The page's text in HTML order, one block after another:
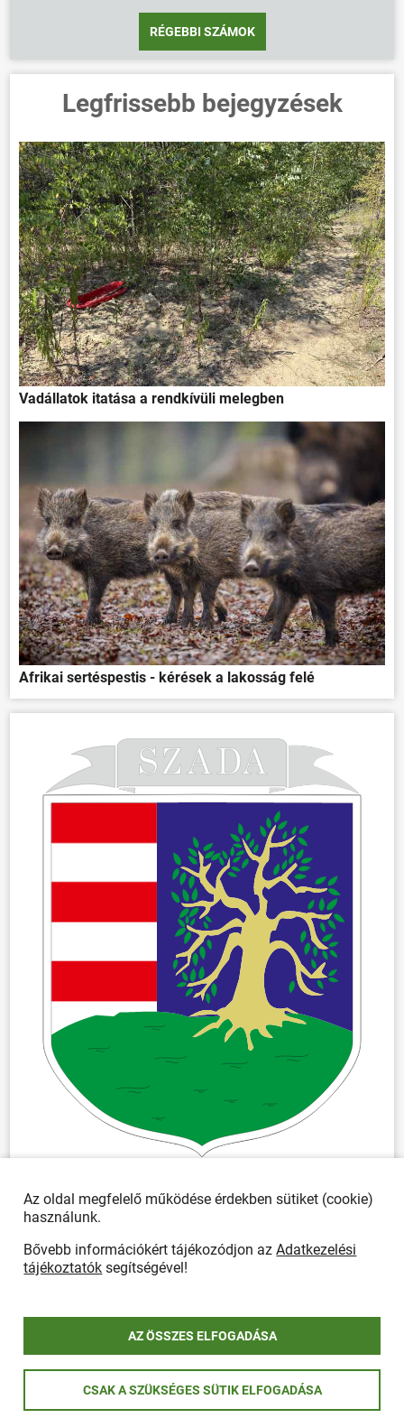
RÉGEBBI SZÁMOK
Legfrissebb bejegyzések
Vadállatok itatása a rendkívüli melegben
Afrikai sertéspestis - kérések a lakosság felé
Az oldal megfelelő működése érdekben sütiket (cookie)
használunk.
Bővebb információkért tájékozódjon azAdatkezelési
tájékoztatók segítségével!
AZ ÖSSZES ELFOGADÁSA
CSAK A SZÜKSÉGES SÜTIK ELFOGADÁSA